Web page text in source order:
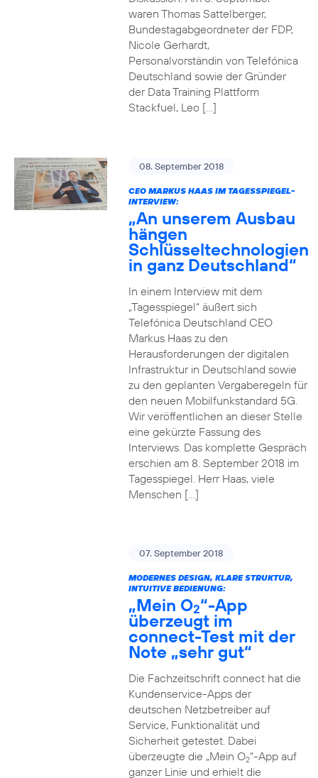
waren Thomas Sattelberger,
Bundestagabgeordneter der FDP,
Nicole Gerhardt,
Personalvorständin von Telefónica
Deutschland sowie der Gründer
der Data Training Plattform
Stackfuel, Leo […]
08. September 2018
CEO MARKUS HAAS IM TAGESSPIEGEL-
INTERVIEW:
„An unserem Ausbau
hängen
Schlüsseltechnologien
in ganz Deutschland“
In einem Interview mit dem
„Tagesspiegel“ äußert sich
Telefónica Deutschland CEO
Markus Haas zu den
Herausforderungen der digitalen
Infrastruktur in Deutschland sowie
zu den geplanten Vergaberegeln für
den neuen Mobilfunkstandard 5G.
Wir veröffentlichen an dieser Stelle
eine gekürzte Fassung des
Interviews. Das komplette Gespräch
erschien am 8. September 2018 im
Tagesspiegel. Herr Haas, viele
Menschen […]
07. September 2018
MODERNES DESIGN, KLARE STRUKTUR,
INTUITIVE BEDIENUNG:
„Mein O2“-App
überzeugt im
connect-Test mit der
Note „sehr gut“
Die Fachzeitschrift connect hat die
Kundenservice-Apps der
deutschen Netzbetreiber auf
Service, Funktionalität und
Sicherheit getestet. Dabei
überzeugte die „Mein O2“-App auf
ganzer Linie und erhielt die